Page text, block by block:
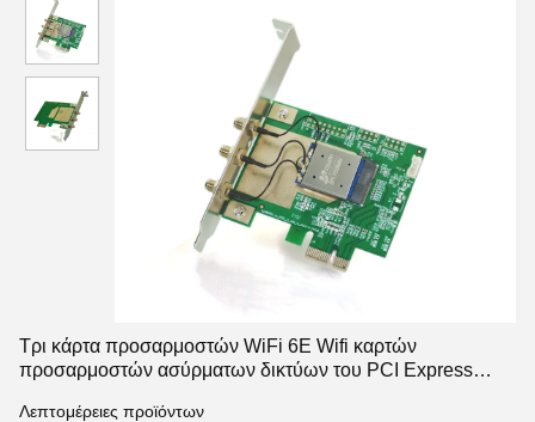
Τρι κάρτα προσαρμοστών WiFi 6E Wifi καρτών
προσαρμοστών ασύρματων δικτύων του PCI Express
Λεπτομέρειες προϊόντων